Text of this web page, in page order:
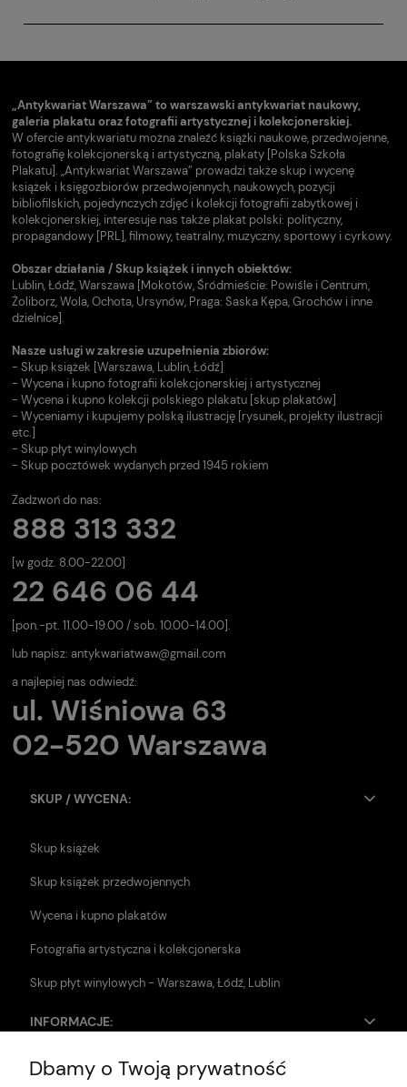
„Antykwariat Warszawa” to warszawski antykwariat naukowy,
galeria plakatu oraz fotografii artystycznej i kolekcjonerskiej.
W ofercie antykwariatu można znaleźć książki naukowe, przedwojenne,
fotografię kolekcjonerską i artystyczną, plakaty [Polska Szkoła
Plakatu]. „Antykwariat Warszawa” prowadzi także skup i wycenę
książek i księgozbiorów przedwojennych, naukowych, pozycji
bibliofilskich, pojedynczych zdjęć i kolekcji fotografii zabytkowej i
kolekcjonerskiej, interesuje nas także plakat polski: polityczny,
propagandowy [PRL], filmowy, teatralny, muzyczny, sportowy i cyrkowy.
Obszar działania / Skup książek i innych obiektów:
Lublin, Łódź, Warszawa [Mokotów, Śródmieście: Powiśle i Centrum,
Żoliborz, Wola, Ochota, Ursynów, Praga: Saska Kępa, Grochów i inne
dzielnice].
Nasze usługi w zakresie uzupełnienia zbiorów:
- Skup książek [Warszawa, Lublin, Łódź]
- Wycena i kupno fotografii kolekcjonerskiej i artystycznej
- Wycena i kupno kolekcji polskiego plakatu [skup plakatów]
- Wyceniamy i kupujemy polską ilustrację [rysunek, projekty ilustracji
etc.]
- Skup płyt winylowych
- Skup pocztówek wydanych przed 1945 rokiem
Zadzwoń do nas:
888 313 332
[w godz. 8.00-22.00]
22 646 06 44
[pon.-pt. 11.00-19.00 / sob. 10.00-14.00].
lub napisz: antykwariatwaw@gmail.com
a najlepiej nas odwiedź:
ul. Wiśniowa 63
02-520 Warszawa
SKUP / WYCENA:
Skup książek
Skup książek przedwojennych
Wycena i kupno plakatów
Fotografia artystyczna i kolekcjonerska
Skup płyt winylowych - Warszawa, Łódź, Lublin
INFORMACJE:
Zwroty i reklamacje
Dbamy o Twoją prywatność